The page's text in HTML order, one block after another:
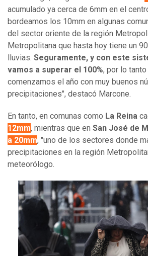
acumulado ya cerca de 6mm en el
bordeamos los 10mm en algunas
del sector oriente de la región
Metropolitana que hasta hoy tiene un
lluvias. Seguramente, y con este
vamos a superar el 100%, por lo
comenzamos el año con muy buenos
precipitaciones", destacó Marcone.
En tanto, en comunas como La Reina
12mm, mientras que en San José de
a 20mm, "uno de los sectores donde
precipitaciones en la región
meteorólogo.